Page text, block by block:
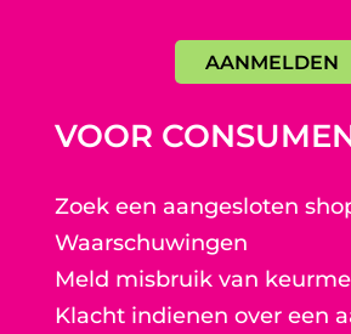
AANMELDEN
VOOR
Zoek een aangesloten
Waarschuwingen
Meld misbruik van
Klacht indienen over een